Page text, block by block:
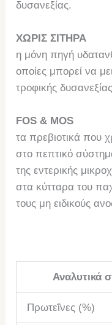
δυσανεξίας.
ΧΩΡΙΣ ΣΙΤΗΡΑ
η μόνη πηγή
οποίες μπορεί να
τροφικής
FOS & MOS
τα πρεβιοτικά που
στο πεπτικό
της εντερικής
στα κύτταρα του
τους μη ειδικούς
Αναλυτικά
Πρωτεΐνες (%)